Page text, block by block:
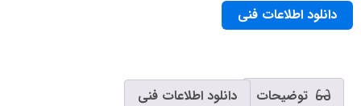
دانلود اطلاعات فنی
توضیحات دانلود اطلاعات فنی